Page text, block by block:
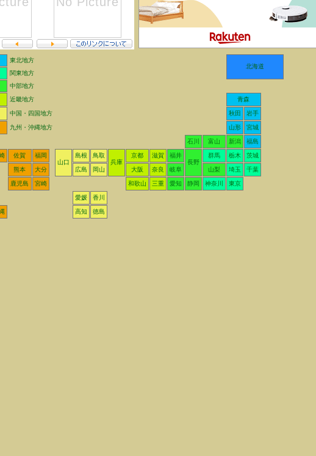
東北地方
北海道
関東地方
中部地方
近畿地方
青森
中国・四国地方 秋田 岩手
九州・沖縄地方 山形 宮城
石川 富山 新潟 福島
佐賀
福岡
山口
島根
鳥取
兵庫
京都 滋賀
福井
長野
群馬 栃木 茨城
熊本 大分 広島 岡山 大阪 奈良 岐阜 山梨 埼玉 千葉
鹿児島 宮崎 和歌山 三重 愛知 静岡 神奈川 東京
愛媛 香川
高知 徳島